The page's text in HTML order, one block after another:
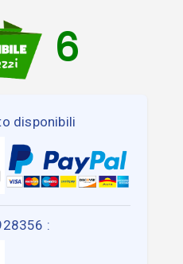
6
disponibili
: